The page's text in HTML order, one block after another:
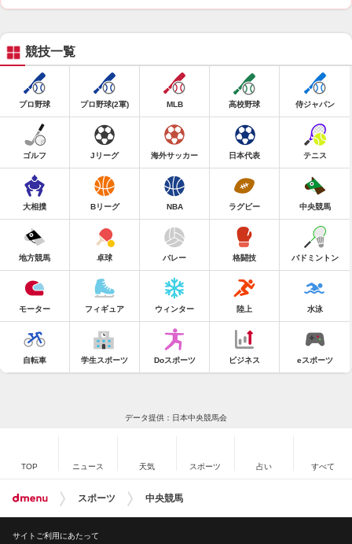
競技一覧
プロ野球 プロ野球(2軍) MLB 高校野球 侍ジャパン
ゴルフ Jリーグ 海外サッカー 日本代表 テニス
大相撲 Bリーグ NBA ラグビー 中央競馬
地方競馬 卓球 バレー 格闘技 バドミントン
モーター フィギュア ウィンター 陸上 水泳
自転車 学生スポーツ Doスポーツ ビジネス eスポーツ
データ提供：日本中央競馬会
TOP ニュース 天気 スポーツ 占い すべて
スポーツ 中央競馬
サイトご利用にあたって